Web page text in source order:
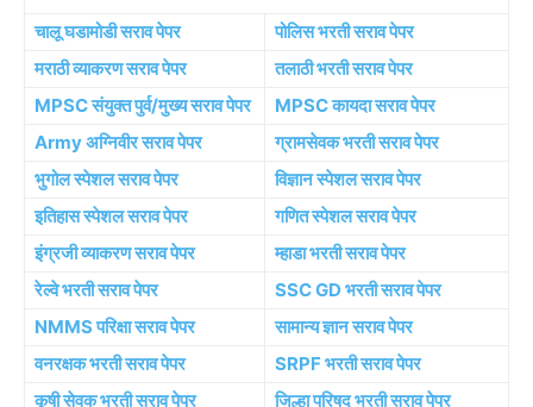
चालू घडामोडी सराव पेपर
पोलिस भरती सराव पेपर
मराठी व्याकरण सराव पेपर
तलाठी भरती सराव पेपर
MPSC संयुक्त पुर्व/मुख्य सराव पेपर
MPSC कायदा सराव पेपर
Army अग्निवीर सराव पेपर
ग्रामसेवक भरती सराव पेपर
भुगोल स्पेशल सराव पेपर
विज्ञान स्पेशल सराव पेपर
इतिहास स्पेशल सराव पेपर
गणित स्पेशल सराव पेपर
इंग्रजी व्याकरण सराव पेपर
म्हाडा भरती सराव पेपर
रेल्वे भरती सराव पेपर
SSC GD भरती सराव पेपर
NMMS परिक्षा सराव पेपर
सामान्य ज्ञान सराव पेपर
वनरक्षक भरती सराव पेपर
SRPF भरती सराव पेपर
कृषी सेवक भरती सराव पेपर
जिल्हा परिषद भरती सराव पेपर